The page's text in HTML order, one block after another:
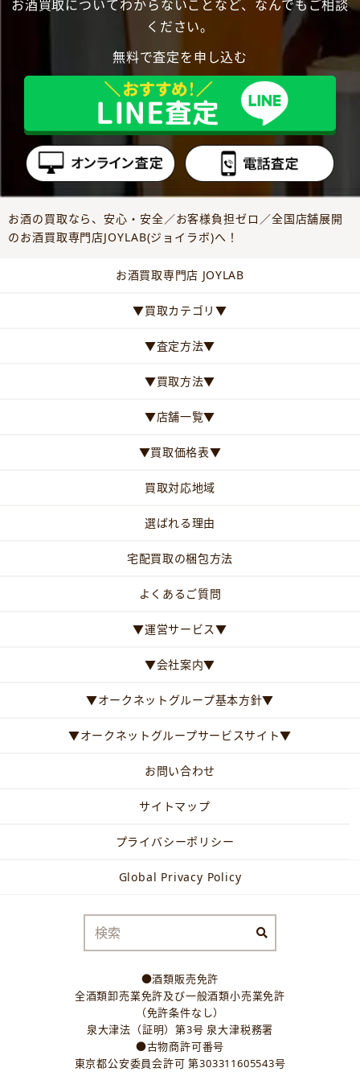
お酒買取についてわからないことなど、なんでもご相談
ください。
無料で査定を申し込む
お酒の買取なら、安心・安全／お客様負担ゼロ／全国店舗展開
のお酒買取専門店JOYLAB(ジョイラボ)へ！
お酒買取専門店 JOYLAB
▼買取カテゴリ▼
▼査定方法▼
▼買取方法▼
▼店舗一覧▼
▼買取価格表▼
買取対応地域
選ばれる理由
宅配買取の梱包方法
よくあるご質問
▼運営サービス▼
▼会社案内▼
▼オークネットグループ基本方針▼
▼オークネットグループサービスサイト▼
お問い合わせ
サイトマップ
プライバシーポリシー
Global Privacy Policy
●酒類販売免許
全酒類卸売業免許及び一般酒類小売業免許
（免許条件なし）
泉大津法（証明）第3号 泉大津税務署
●古物商許可番号
東京都公安委員会許可 第303311605543号